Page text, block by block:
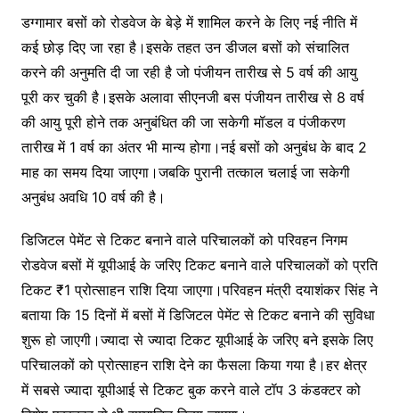
डग्गामार बसों को रोडवेज के बेड़े में शामिल करने के लिए नई नीति में
कई छोड़ दिए जा रहा है।इसके तहत उन डीजल बसों को संचालित
करने की अनुमति दी जा रही है जो पंजीयन तारीख से 5 वर्ष की आयु
पूरी कर चुकी है।इसके अलावा सीएनजी बस पंजीयन तारीख से 8 वर्ष
की आयु पूरी होने तक अनुबंधित की जा सकेगी मॉडल व पंजीकरण
तारीख में 1 वर्ष का अंतर भी मान्य होगा।नई बसों को अनुबंध के बाद 2
माह का समय दिया जाएगा।जबकि पुरानी तत्काल चलाई जा सकेगी
अनुबंध अवधि 10 वर्ष की है।
डिजिटल पेमेंट से टिकट बनाने वाले परिचालकों को परिवहन निगम
रोडवेज बसों में यूपीआई के जरिए टिकट बनाने वाले परिचालकों को प्रति
टिकट ₹1 प्रोत्साहन राशि दिया जाएगा।परिवहन मंत्री दयाशंकर सिंह ने
बताया कि 15 दिनों में बसों में डिजिटल पेमेंट से टिकट बनाने की सुविधा
शुरू हो जाएगी।ज्यादा से ज्यादा टिकट यूपीआई के जरिए बने इसके लिए
परिचालकों को प्रोत्साहन राशि देने का फैसला किया गया है।हर क्षेत्र
में सबसे ज्यादा यूपीआई से टिकट बुक करने वाले टॉप 3 कंडक्टर को